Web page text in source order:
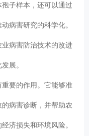
子样本，还可以通过
病害研究的科学化。
病害防治技术的改进
发展。
要的作用。它能够准
病害诊断，并帮助农
济损失和环境风险。